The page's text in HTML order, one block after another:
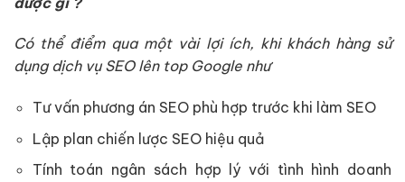
Có thể điểm qua một vài lợi ích, khi khách hàng sử
dụng dịch vụ SEO lên top Google như
Tư vấn phương án SEO phù hợp trước khi làm SEO
Lập plan chiến lược SEO hiệu quả
Tính toán ngân sách hợp lý với tình hình doanh